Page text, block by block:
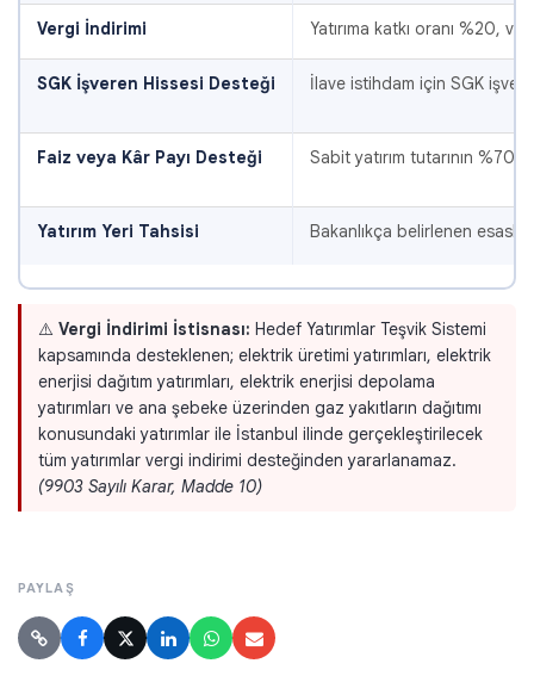
Vergi İndirimi Yatırıma katkı oranı %20,
SGK İşveren Hissesi Desteği İlave istihdam için SGK
Faiz veya Kâr Payı Desteği Sabit yatırım tutarının
Yatırım Yeri Tahsisi Bakanlıkça belirlenen
⚠️ Vergi İndirimi İstisnası: Hedef Yatırımlar Teşvik Sistemi
kapsamında desteklenen; elektrik üretimi yatırımları, elektrik
enerjisi dağıtım yatırımları, elektrik enerjisi depolama
yatırımları ve ana şebeke üzerinden gaz yakıtların dağıtımı
konusundaki yatırımlar ile İstanbul ilinde gerçekleştirilecek
tüm yatırımlar vergi indirimi desteğinden yararlanamaz.
(9903 Sayılı Karar, Madde 10)
PAYLAŞ